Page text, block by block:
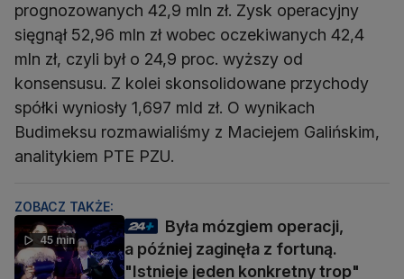
prognozowanych 42,9 mln zł. Zysk operacyjny
sięgnął 52,96 mln zł wobec oczekiwanych 42,4
mln zł, czyli był o 24,9 proc. wyższy od
konsensusu. Z kolei skonsolidowane przychody
spółki wyniosły 1,697 mld zł. O wynikach
Budimeksu rozmawialiśmy z Maciejem Galińskim,
analitykiem PTE PZU.
ZOBACZ TAKŻE:
45 min
Była mózgiem operacji,
a później zaginęła z fortuną.
"Istnieje jeden konkretny trop"